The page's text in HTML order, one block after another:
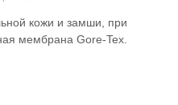
кожи и замши, при
мембрана Gore-Tex.